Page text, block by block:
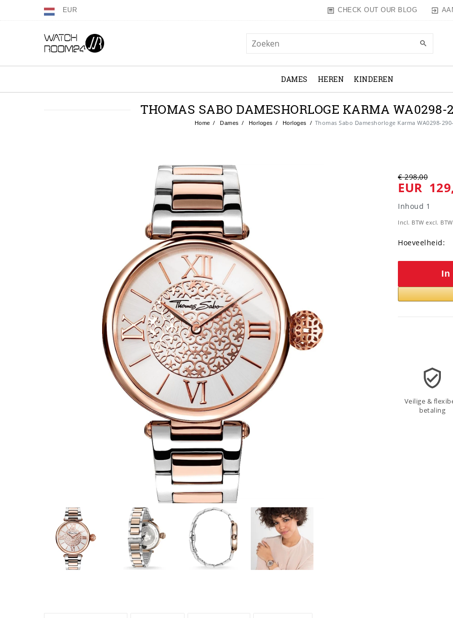
EUR CHECK OUT OUR BLOG
DAMES HEREN KINDEREN
THOMAS SABO DAMESHORLOGE KARMA
Home Dames Horloges Horloges Thomas Sabo Dameshorloge Karma WA0298-
€ 298,00
EUR
Inhoud 1
Incl. BTW excl.
Hoeveelheid:
In
Veilige &
betaling